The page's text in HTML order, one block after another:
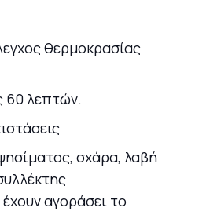
θερμοκρασίας
60 λεπτών.
σχάρα, λαβή
αγοράσει το